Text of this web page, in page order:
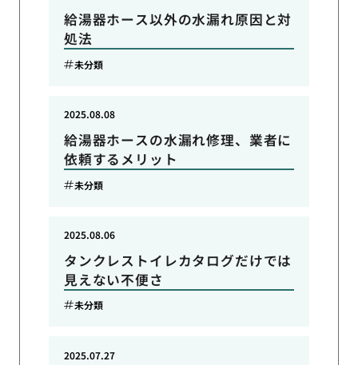
給湯器ホース以外の水漏れ原因と対
処法
未分類
給湯器ホースの水漏れ修理、業者に
依頼するメリット
2025.08.08
未分類
タンクレストイレカタログだけでは
見えない不便さ
2025.08.06
未分類
2025.07.27